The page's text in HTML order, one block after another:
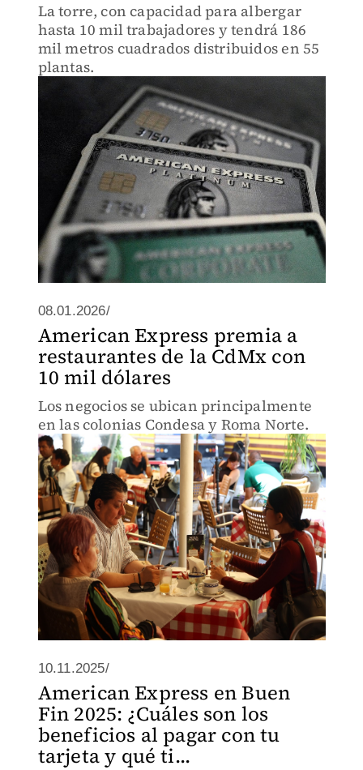
La torre, con capacidad para albergar
hasta 10 mil trabajadores y tendrá 186
mil metros cuadrados distribuidos en 55
plantas.
08.01.2026/
American Express premia a
restaurantes de la CdMx con
10 mil dólares
Los negocios se ubican principalmente
en las colonias Condesa y Roma Norte.
10.11.2025/
American Express en Buen
Fin 2025: ¿Cuáles son los
beneficios al pagar con tu
tarjeta y qué ti...